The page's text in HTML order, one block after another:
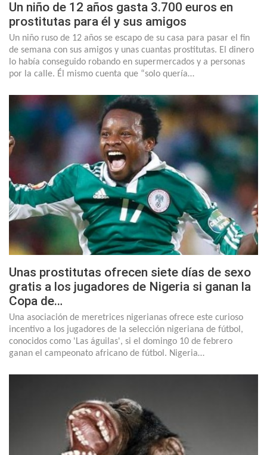
Un niño de 12 años gasta 3.700 euros en
prostitutas para él y sus amigos
Un niño ruso de 12 años se escapo de su casa para pasar el fin
de semana con sus amigos y unas cuantas prostitutas. El dinero
lo había conseguido robando en supermercados y a personas
por la calle. Él mismo cuenta que “solo quería…
Unas prostitutas ofrecen siete días de sexo
gratis a los jugadores de Nigeria si ganan la
Copa de…
Una asociación de meretrices nigerianas ofrece este curioso
incentivo a los jugadores de la selección nigeriana de fútbol,
conocidos como 'Las águilas', si el domingo 10 de febrero
ganan el campeonato africano de fútbol. Nigeria…